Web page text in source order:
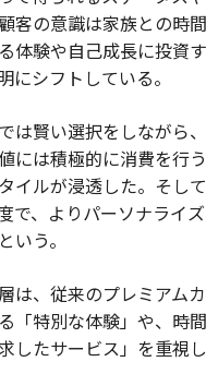
客の意識は家族との時
体験や自己成長に投資
にシフトしている。
は賢い選択をしながら
には積極的に消費を行
イルが浸透した。そし
で、よりパーソナライ
いう。
は、従来のプレミアム
「特別な体験」や、時
したサービス」を重視